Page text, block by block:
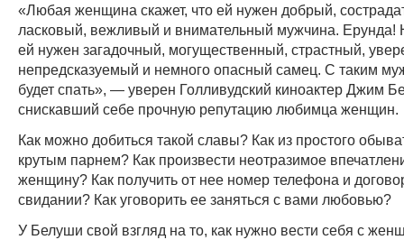
«Любая женщина скажет, что ей нужен добрый,
ласковый, вежливый и внимательный мужчина. Ерунда!
ей нужен загадочный, могущественный, страстный,
непредсказуемый и немного опасный самец. С таким
будет спать», — уверен Голливудский киноактер Джим
снискавший себе прочную репутацию любимца женщин.
Как можно добиться такой славы? Как из простого
крутым парнем? Как произвести неотразимое
женщину? Как получить от нее номер телефона и
свидании? Как уговорить ее заняться с вами любовью?
У Белуши свой взгляд на то, как нужно вести себя с